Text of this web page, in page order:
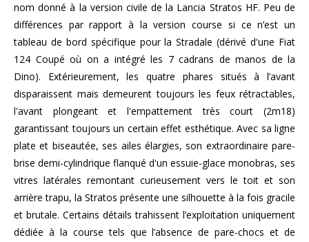
nom donné à la version civile de la Lancia Stratos HF. Peu de
différences par rapport à la version course si ce n’est un
tableau de bord spécifique pour la Stradale (dérivé d'une Fiat
124 Coupé où on a intégré les 7 cadrans de manos de la
Dino). Extérieurement, les quatre phares situés à l’avant
disparaissent mais demeurent toujours les feux rétractables,
l'avant plongeant et l'empattement très court (2m18)
garantissant toujours un certain effet esthétique. Avec sa ligne
plate et biseautée, ses ailes élargies, son extraordinaire pare-
brise demi-cylindrique flanqué d'un essuie-glace monobras, ses
vitres latérales remontant curieusement vers le toit et son
arrière trapu, la Stratos présente une silhouette à la fois gracile
et brutale. Certains détails trahissent l’exploitation uniquement
dédiée à la course tels que l’absence de pare-chocs et de